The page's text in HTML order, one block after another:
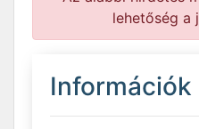
lehetőség a
Információk